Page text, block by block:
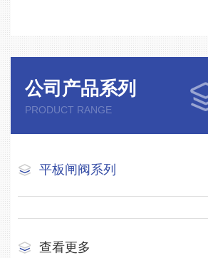
公司产品系列
PRODUCT RANGE
平板闸阀系列
查看更多